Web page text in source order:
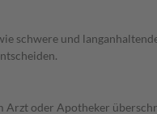
schwere und
Arzt oder Apotheker